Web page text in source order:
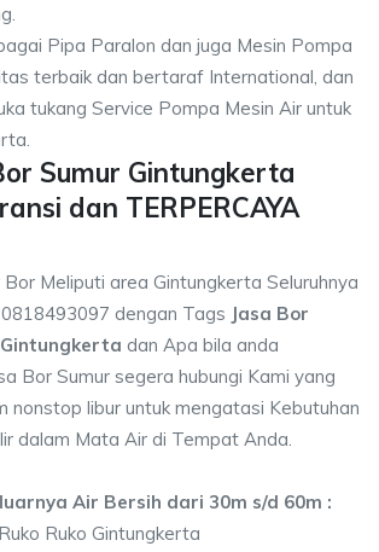
Pipa Paralon dan juga Mesin Pompa
terbaik dan bertaraf International, dan
tukang Service Pompa Mesin Air untuk
Sumur Gintungkerta
dan TERPERCAYA
Meliputi area Gintungkerta Seluruhnya
dengan Tags Jasa Bor
dan Apa bila anda
Bor Sumur segera hubungi Kami yang
nonstop libur untuk mengatasi Kebutuhan
dalam Mata Air di Tempat Anda.
Air Bersih dari 30m s/d 60m :
Ruko Gintungkerta